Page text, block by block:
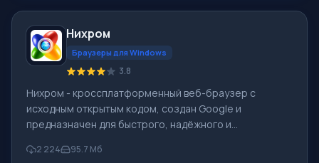
в окне) и функции масштабировани
Нихром
Браузеры для Windows
3.8
Нихром - кроссплатформенный веб-браузер с
исходным открытым кодом, создан Google и
предназначен для быстрого, надёжного и
платформа для веб-приложения. На основе Chromium
2 224 95.7 Мб